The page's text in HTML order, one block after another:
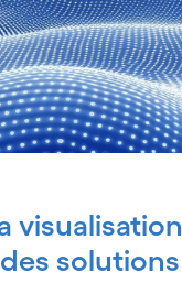
visualisation
solutions